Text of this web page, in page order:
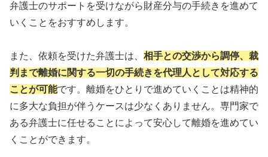
弁護士のサポートを受けながら財産分与の手続きを進めて
いくことをおすすめします。
また、依頼を受けた弁護士は、 相手との交渉から調停、裁
判まで離婚に関する一切の手続きを代理人として対応する
ことが可能です。離婚をひとりで進めていくことは精神的
に多大な負担が伴うケースは少なくありません。専門家で
ある弁護士に任せることによって安心して離婚を進めてい
くことができます。